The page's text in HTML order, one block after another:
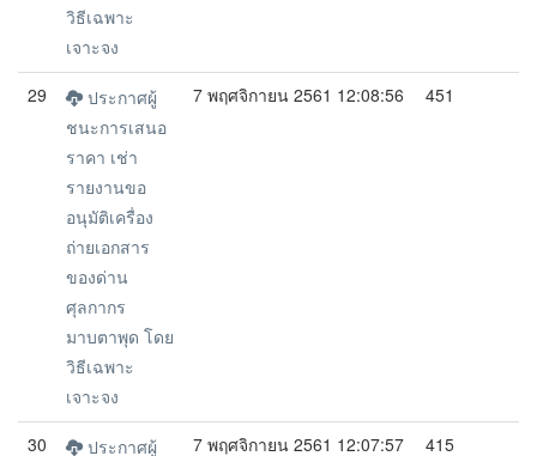
วิธีเฉพาะ
เจาะจง
29
ประกาศผู้
ชนะการเสนอ
ราคา เช่า
รายงานขอ
อนุมัติเครื่อง
ถ่ายเอกสาร
ของด่าน
ศุลกากร
มาบตาพุด โดย
วิธีเฉพาะ
เจาะจง
7 พฤศจิกายน 2561 12:08:56 451
30
ประกาศผู้
7 พฤศจิกายน 2561 12:07:57 415